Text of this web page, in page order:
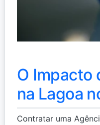
O Impacto
na Lagoa
Contratar uma